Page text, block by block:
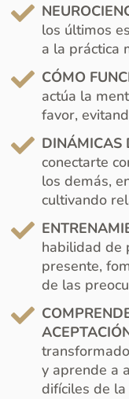
los últimos
a la práctica
CÓMO
actúa la
favor,
DINÁMICAS
conectarte
los demás,
cultivando
habilidad de
presente,
de las
y aprende a
difíciles de la